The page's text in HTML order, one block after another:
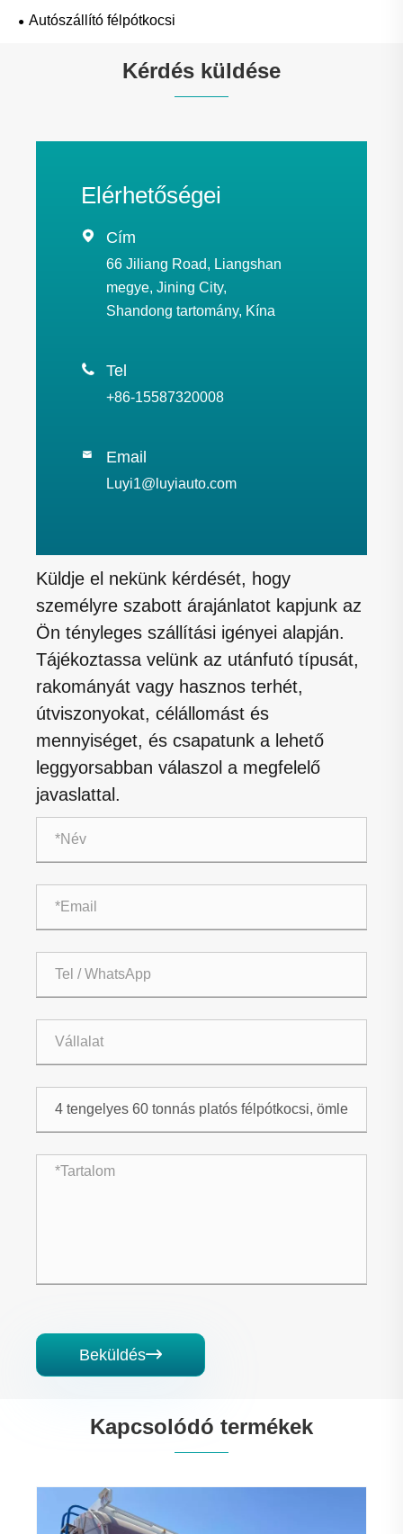
Autószállító félpótkocsi
Kérdés küldése
Elérhetőségei
 Cím
66 Jiliang Road, Liangshan
megye, Jining City,
Shandong tartomány, Kína
 Tel
+86-15587320008
 Email
Luyi1@luyiauto.com
Küldje el nekünk kérdését, hogy
személyre szabott árajánlatot kapjunk az
Ön tényleges szállítási igényei alapján.
Tájékoztassa velünk az utánfutó típusát,
rakományát vagy hasznos terhét,
útviszonyokat, célállomást és
mennyiséget, és csapatunk a lehető
leggyorsabban válaszol a megfelelő
javaslattal.
Beküldés
Kapcsolódó termékek